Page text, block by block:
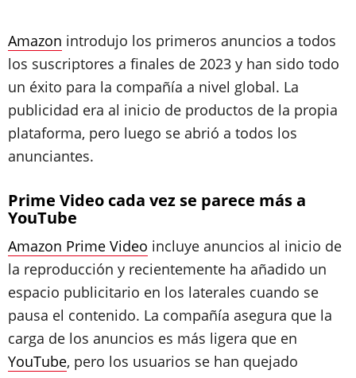
Amazon introdujo los primeros anuncios a todos
los suscriptores a finales de 2023 y han sido todo
un éxito para la compañía a nivel global. La
publicidad era al inicio de productos de la propia
plataforma, pero luego se abrió a todos los
anunciantes.
Prime Video cada vez se parece más a
YouTube
Amazon Prime Video incluye anuncios al inicio de
la reproducción y recientemente ha añadido un
espacio publicitario en los laterales cuando se
pausa el contenido. La compañía asegura que la
carga de los anuncios es más ligera que en
YouTube, pero los usuarios se han quejado